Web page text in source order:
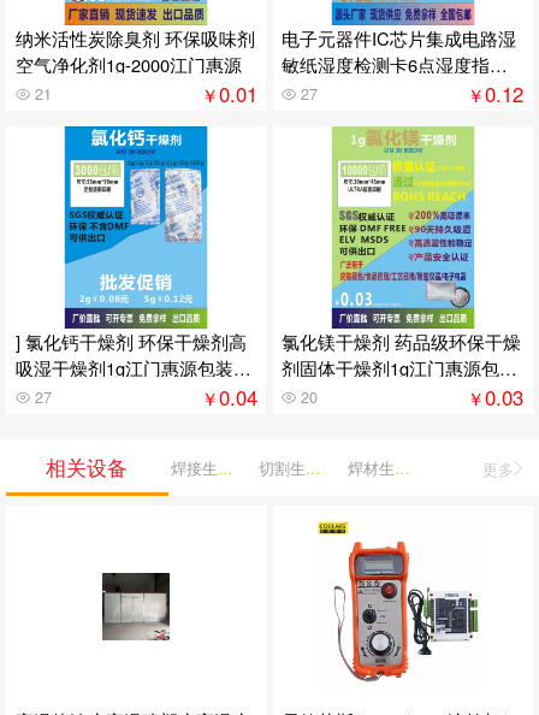
纳米活性炭除臭剂 环保吸味剂
空气净化剂1g-2000江门惠源
21 ￥0.01
电子元器件IC芯片集成电路湿
敏纸湿度检测卡6点湿度指示
卡显示
27 ￥0.12
] 氯化钙干燥剂 环保干燥剂高
吸湿干燥剂1g江门惠源包装供
应 27 ￥0.04
氯化镁干燥剂 药品级环保干燥
剂固体干燥剂1g江门惠源包装
供应
20 ￥0.03
相关设备 焊接生产机械 切割生产机械 焊材生产机械 更多